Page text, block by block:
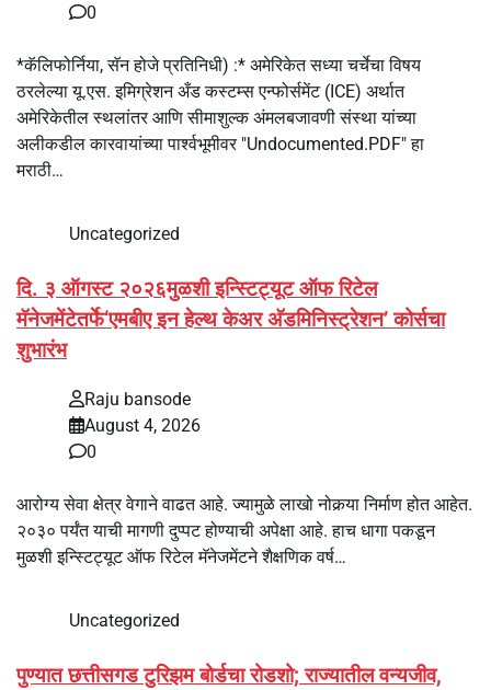
0
*कॅलिफोर्निया, सॅन होजे प्रतिनिधी) :* अमेरिकेत सध्या चर्चेचा विषय
ठरलेल्या यू.एस. इमिग्रेशन अँड कस्टम्स एन्फोर्समेंट (ICE) अर्थात
अमेरिकेतील स्थलांतर आणि सीमाशुल्क अंमलबजावणी संस्था यांच्या
अलीकडील कारवायांच्या पार्श्वभूमीवर "Undocumented.PDF" हा
मराठी…
Uncategorized
दि. ३ ऑगस्ट २०२६मुळशी इन्स्टिट्यूट ऑफ रिटेल
मॅनेजमेंटेतर्फे‘एमबीए इन हेल्थ केअर अ‍ॅडमिनिस्ट्रेशन’ कोर्सचा
शुभारंभ
Raju bansode
August 4, 2026
0
आरोग्य सेवा क्षेत्र वेगाने वाढत आहे. ज्यामुळे लाखो नोकर्‍या निर्माण होत आहेत.
२०३० पर्यंत याची मागणी दुप्पट होण्याची अपेक्षा आहे. हाच धागा पकडून
मुळशी इन्स्टिट्यूट ऑफ रिटेल मॅनेजमेंटने शैक्षणिक वर्ष…
Uncategorized
पुण्यात छत्तीसगड टुरिझम बोर्डचा रोडशो; राज्यातील वन्यजीव,